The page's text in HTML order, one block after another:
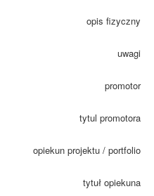
opis fizyczny
uwagi
promotor
tytul promotora
opiekun projektu / portfolio
tytuł opiekuna